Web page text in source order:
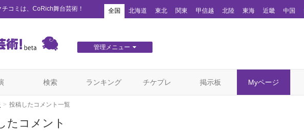
コミは、CoRich舞台芸術！ 全国 北海道 東北 関東 甲信越 北陸 東海 近畿 中国
管理メニュー
検索 ランキング チケプレ 掲示板 Myページ
投稿したコメント一覧
たコメント